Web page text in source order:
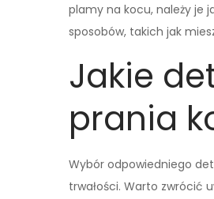
plamy na kocu, należy je
sposobów, takich jak
Jakie
prania
Wybór odpowiedniego
trwałości. Warto zwrócić